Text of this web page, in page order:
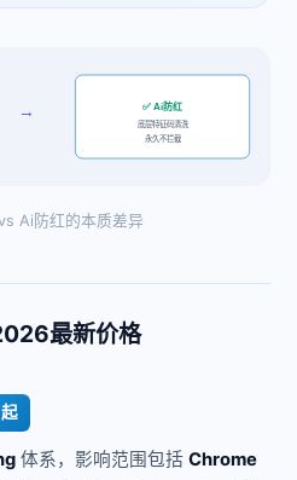
→ ✅ Ai防红
底层特征码清洗
永久不拦截
Ai防红的本质差异
最新价格
体系，影响范围包括Chrome